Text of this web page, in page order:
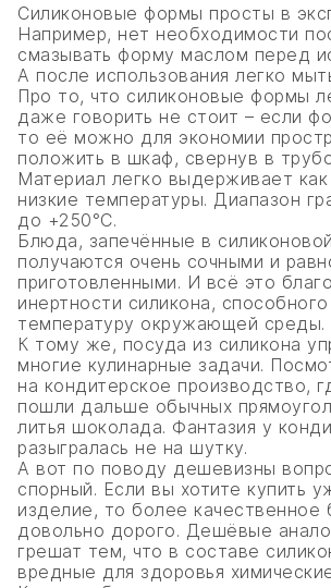
Силиконовые формы просты в
Например, нет необходимости
смазывать форму маслом перед
А после использования легко
Про то, что силиконовые формы
даже говорить не стоит – если
то её можно для экономии
положить в шкаф, свернув в
Материал легко выдерживает
низкие температуры. Диапазон
до +250°С.
Блюда, запечённые в
получаются очень сочными и
приготовленными. И всё это
инертности силикона,
температуру окружающей среды.
К тому же, посуда из силикона
многие кулинарные задачи.
на кондитерское производство,
пошли дальше обычных
литья шоколада. Фантазия у
разыгралась не на шутку.
А вот по поводу дешевизны
спорный. Если вы хотите купить
изделие, то более качественное
довольно дорого. Дешёвые
грешат тем, что в составе
вредные для здоровья